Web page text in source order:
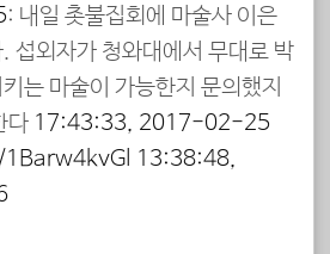
: 내일 촛불집회에 마술사 이은
섭외자가 청와대에서 무대로 박
는 마술이 가능한지 문의했지
다 17:43:33, 2017-02-25
13:38:48,